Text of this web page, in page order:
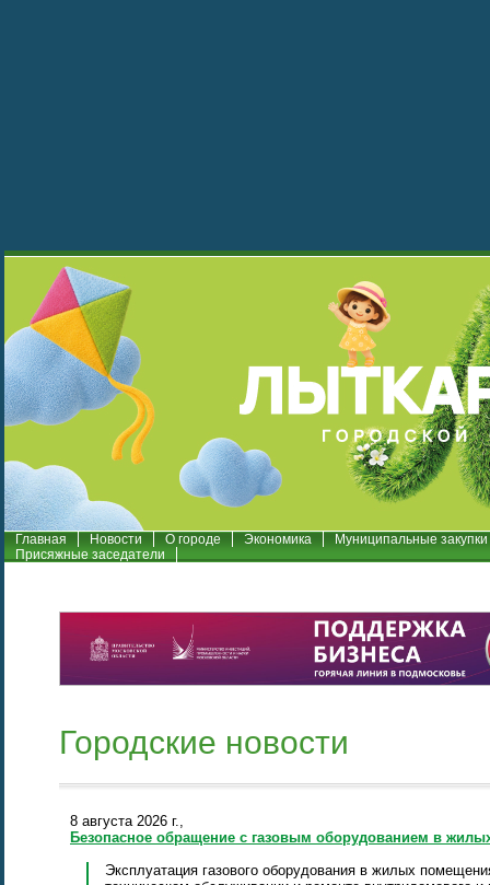
Главная Новости О городе Экономика
Муниципальные закупки
Присяжные заседатели
Городские новости
8 августа 2026 г.,
Безопасное обращение с газовым оборудованием в
Эксплуатация газового оборудования в жилых